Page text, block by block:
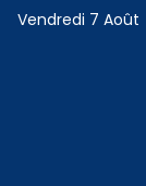
Vendredi 7 Août